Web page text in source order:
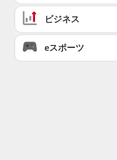
ビジネス
eスポーツ